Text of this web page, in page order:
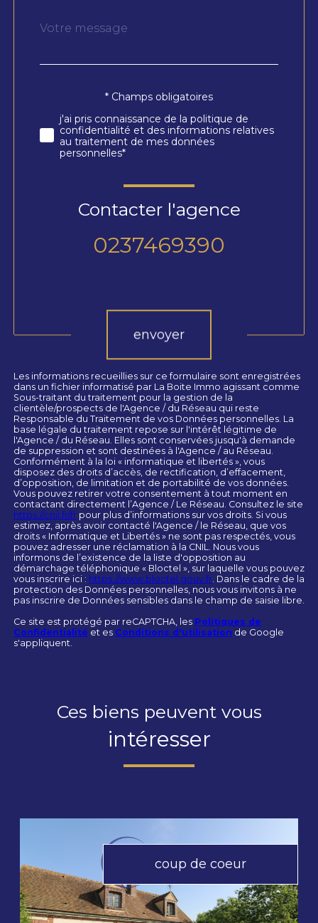
Fieldset
défaut
Message
Validation* Champs obligatoires
j'ai pris connaissance de la politique de
confidentialité et des informations relatives
au traitement de mes données
personnelles*
Contacter l'agence
0237469390
envoyer
Les informations recueillies sur ce formulaire sont enregistrées
dans un fichier informatisé par La Boite Immo agissant comme
Sous-traitant du traitement pour la gestion de la
clientèle/prospects de l'Agence / du Réseau qui reste
Responsable du Traitement de vos Données personnelles. La
base légale du traitement repose sur l'intérêt légitime de
l'Agence / du Réseau. Elles sont conservées jusqu'à demande
de suppression et sont destinées à l'Agence / au Réseau.
Conformément à la loi « informatique et libertés », vous
disposez des droits d’accès, de rectification, d’effacement,
d’opposition, de limitation et de portabilité de vos données.
Vous pouvez retirer votre consentement à tout moment en
contactant directement l’Agence / Le Réseau. Consultez le site
https://cnil.fr/fr pour plus d’informations sur vos droits. Si vous
estimez, après avoir contacté l'Agence / le Réseau, que vos
droits « Informatique et Libertés » ne sont pas respectés, vous
pouvez adresser une réclamation à la CNIL. Nous vous
informons de l’existence de la liste d'opposition au
démarchage téléphonique « Bloctel », sur laquelle vous pouvez
vous inscrire ici : https://www.bloctel.gouv.fr . Dans le cadre de la
protection des Données personnelles, nous vous invitons à ne
pas inscrire de Données sensibles dans le champ de saisie libre.
Ce site est protégé par reCAPTCHA, les Politiques de
Confidentialité et es Conditions d'utilisation de Google
s'appliquent.
Ces biens peuvent vous
intéresser
coup de coeur